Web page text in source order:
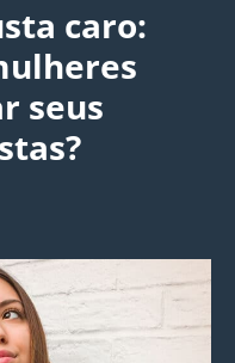
caro:
seus